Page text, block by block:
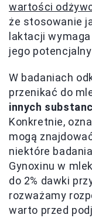
wartości
że stosowanie
laktacji
jego
W badaniach
przenikać do
innych
Konkretnie,
mogą
niektóre
Gynoxinu w
do 2% dawki
rozważamy
warto przed